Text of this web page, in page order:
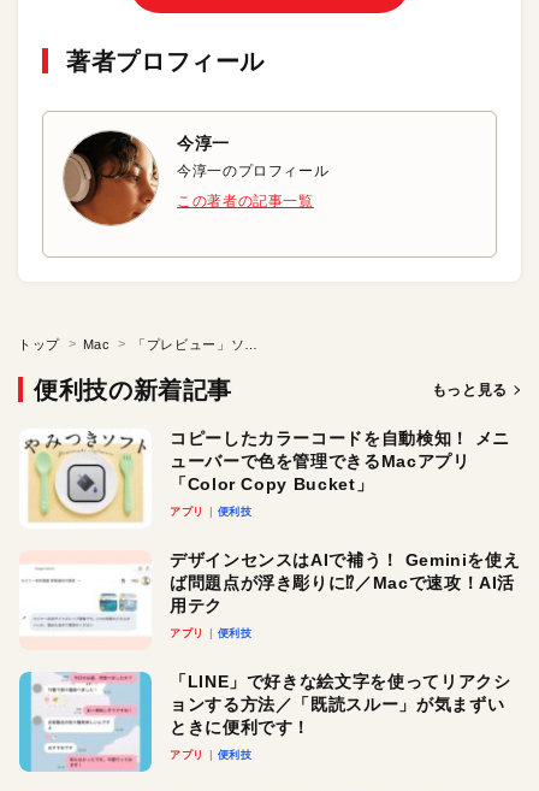
著者プロフィール
今淳一
今淳一のプロフィール
この著者の記事一覧
トップ Mac
便利技の新着記事 もっと見る
コピーしたカラーコードを自動検知！ メニ
ューバーで色を管理できるMacアプリ
「Color Copy Bucket」
アプリ 便利技
デザインセンスはAIで補う！ Geminiを使え
ば問題点が浮き彫りに⁉︎／Macで速攻！AI活
用テク
アプリ 便利技
「LINE」で好きな絵文字を使ってリアクシ
ョンする方法／「既読スルー」が気まずい
ときに便利です！
アプリ 便利技